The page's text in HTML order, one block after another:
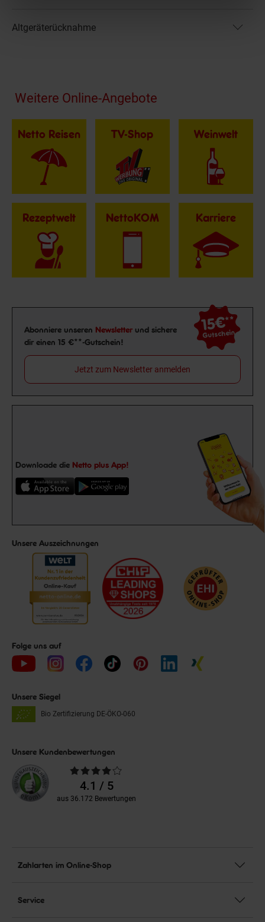
Altgeräterücknahme
Fußzeile
Weitere Online-Angebote
Netto Reisen TV-Shop Weinwelt
Rezeptwelt NettoKOM Karriere
Newsletter Anmeldung
Abonniere unseren Newsletter und sichere
dir einen 15 €**-Gutschein!
15€**
Gutschein
Jetzt zum Newsletter anmelden
Downloade die Netto plus App!
Unsere Auszeichnungen
Folge uns auf
Unsere Siegel
Bio Zertifizierung DE-ÖKO-060
Unsere Kundenbewertungen
Durchschnittliche
Bewertungen4.1 / 5
aus 36.172 Bewertungen
Zahlarten im Online-Shop
Service